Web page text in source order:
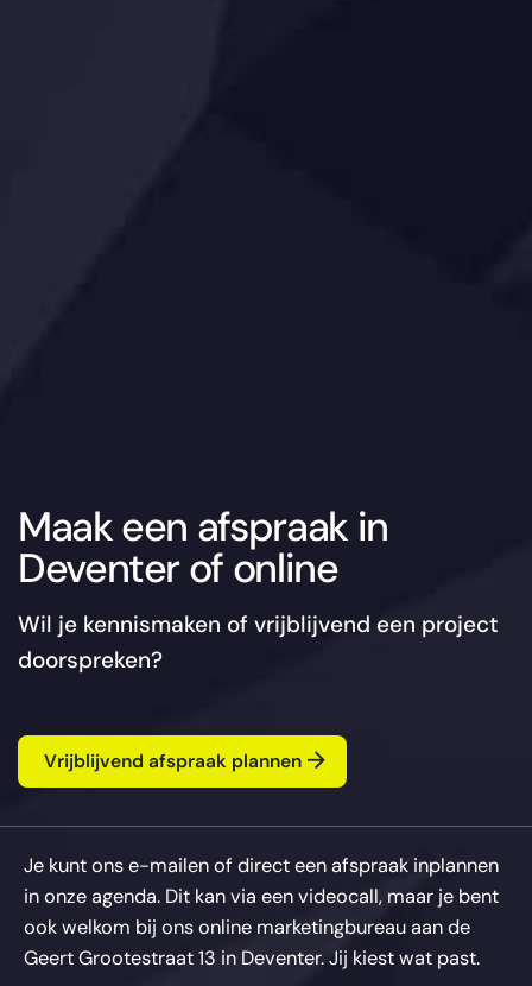
Maak een afspraak in
Deventer of online
Wil je kennismaken of vrijblijvend een project
doorspreken?
Vrijblijvend afspraak plannen
Je kunt ons e-mailen of direct een afspraak inplannen
in onze agenda. Dit kan via een videocall, maar je bent
ook welkom bij ons online marketingbureau aan de
Geert Grootestraat 13 in Deventer. Jij kiest wat past.